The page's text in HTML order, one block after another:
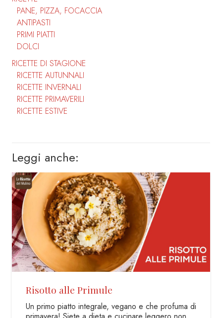
PANE, PIZZA, FOCACCIA
ANTIPASTI
PRIMI PIATTI
DOLCI
RICETTE DI STAGIONE
RICETTE AUTUNNALI
RICETTE INVERNALI
RICETTE PRIMAVERILI
RICETTE ESTIVE
Leggi anche:
Risotto alle Primule
Un primo piatto integrale, vegano e che profuma di